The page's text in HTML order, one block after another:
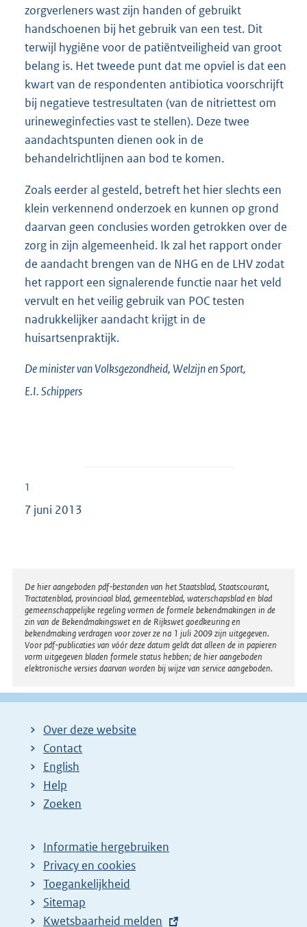
zorgverleners wast zijn handen of gebruikt
handschoenen bij het gebruik van een test. Dit
terwijl hygiëne voor de patiëntveiligheid van groot
belang is. Het tweede punt dat me opviel is dat een
kwart van de respondenten antibiotica voorschrijft
bij negatieve testresultaten (van de nitriettest om
urineweginfecties vast te stellen). Deze twee
aandachtspunten dienen ook in de
behandelrichtlijnen aan bod te komen.
Zoals eerder al gesteld, betreft het hier slechts een
klein verkennend onderzoek en kunnen op grond
daarvan geen conclusies worden getrokken over de
zorg in zijn algemeenheid. Ik zal het rapport onder
de aandacht brengen van de NHG en de LHV zodat
het rapport een signalerende functie naar het veld
vervult en het veilig gebruik van POC testen
nadrukkelijker aandacht krijgt in de
huisartsenpraktijk.
De minister van Volksgezondheid, Welzijn en Sport,
E.I.Schippers
1
7 juni 2013
Disclaimer
De hier aangeboden pdf-bestanden van het Staatsblad, Staatscourant,
Tractatenblad, provinciaal blad, gemeenteblad, waterschapsblad en blad
gemeenschappelijke regeling vormen de formele bekendmakingen in de
zin van de Bekendmakingswet en de Rijkswet goedkeuring en
bekendmaking verdragen voor zover ze na 1 juli 2009 zijn uitgegeven.
Voor pdf-publicaties van vóór deze datum geldt dat alleen de in papieren
vorm uitgegeven bladen formele status hebben; de hier aangeboden
elektronische versies daarvan worden bij wijze van service aangeboden.
Over deze website
Contact
English
Help
Zoeken
Informatie hergebruiken
Privacy en cookies
Toegankelijkheid
Sitemap
E
Kwetsbaarheid melden